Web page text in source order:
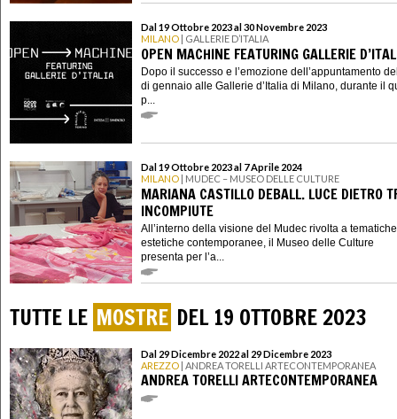
Dal 19 Ottobre 2023 al 30 Novembre 2023
MILANO | GALLERIE D’ITALIA
OPEN MACHINE FEATURING GALLERIE
Dopo il successo e l’emozione dell’appuntamento
di gennaio alle Gallerie d’Italia di Milano, durante il
p...
Dal 19 Ottobre 2023 al 7 Aprile 2024
MILANO | MUDEC – MUSEO DELLE CULTURE
MARIANA CASTILLO DEBALL. LUCE DIETRO
INCOMPIUTE
All’interno della visione del Mudec rivolta a
estetiche contemporanee, il Museo delle Culture
presenta per l’a...
TUTTE LE MOSTRE DEL 19 OTTOBRE 2023
Dal 29 Dicembre 2022 al 29 Dicembre 2023
AREZZO | ANDREA TORELLI ARTECONTEMPORANEA
ANDREA TORELLI ARTECONTEMPORANEA